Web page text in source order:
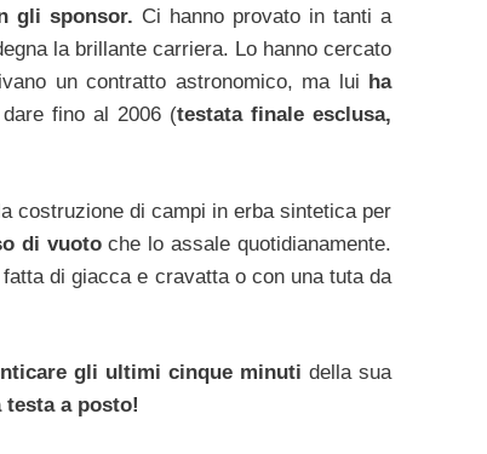
gli sponsor. Ci hanno provato in tanti a
la brillante carriera. Lo hanno cercato
un contratto astronomico, ma lui ha
fino al 2006 (testata finale esclusa,
costruzione di campi in erba sintetica per
di vuotoche lo assale quotidianamente.
di giacca e cravatta o con una tuta da
gli ultimi cinque minutidella sua
a posto!